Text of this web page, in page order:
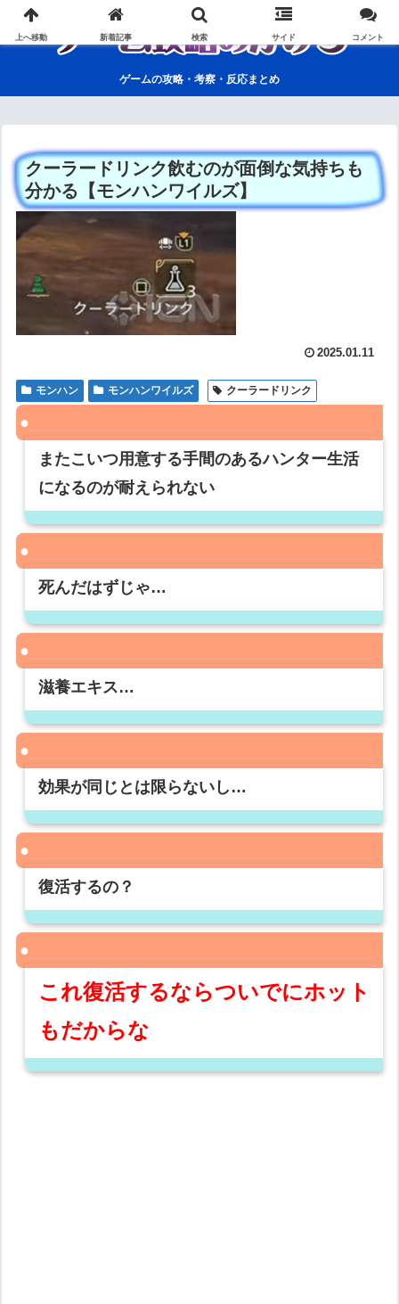
ゲームの攻略・考察・反応まとめ
クーラードリンク飲むのが面倒な気持ちも
分かる【モンハンワイルズ】
2025.01.11
モンハン モンハンワイルズ クーラードリンク
またこいつ用意する手間のあるハンター生活
になるのが耐えられない
死んだはずじゃ…
滋養エキス…
効果が同じとは限らないし…
復活するの？
これ復活するならついでにホット
もだからな
上へ移動 新着記事 検索 サイド コメント